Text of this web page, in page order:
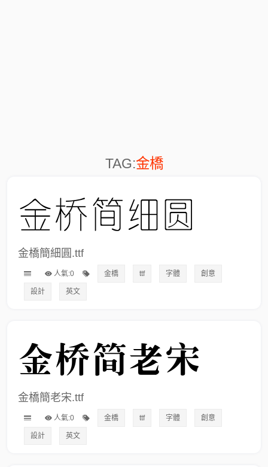
TAG:金橋
金橋簡細圓.ttf
人氣:0 金橋 ttf 字體 創意
設計 英文
金橋簡老宋.ttf
人氣:0 金橋 ttf 字體 創意
設計 英文